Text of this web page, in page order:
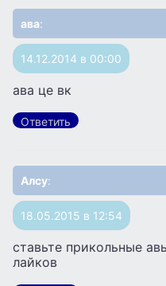
ава:
14.12.2014 в 00:00
ава це вк
Ответить
Алсу:
18.05.2015 в 12:54
ставьте прикольные
лайков